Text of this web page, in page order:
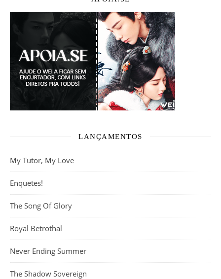
LANÇAMENTOS
My Tutor, My Love
Enquetes!
The Song Of Glory
Royal Betrothal
Never Ending Summer
The Shadow Sovereign